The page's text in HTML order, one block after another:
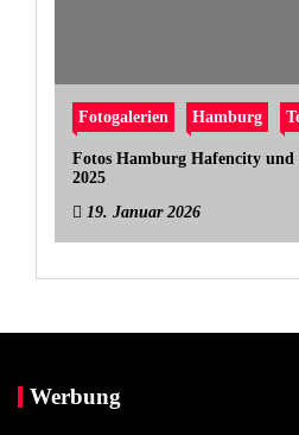
Fotogalerien Hamburg
Fotos Hamburg Hafencity
2025
19. Januar 2026
Werbung